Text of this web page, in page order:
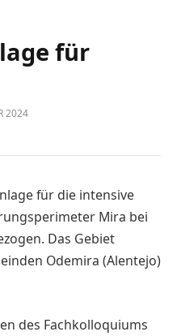
für
2024
für die intensive
Mira bei
Das Gebiet
Odemira (Alentejo)
des Fachkolloquiums